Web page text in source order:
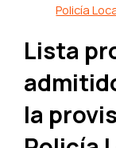
Policía
Lista
la